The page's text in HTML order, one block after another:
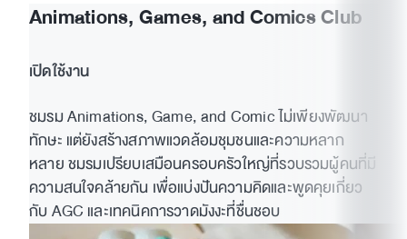
https://muic.mahidol.ac.th/
MUIC Student Affairs Official Facebook:
https://www.facebook.com/MUICSA
MUIC Student Association Official Facebook:
https://www.facebook.com/muicsmo
Animations, Games, and Comics Club
เปิดใช้งาน
ชมรม Animations, Game, and Comic ไม่เพียงพัฒนา
ทักษะ แต่ยังสร้างสภาพแวดล้อมชุมชนและความหลาก
หลาย ชมรมเปรียบเสมือนครอบครัวใหญ่ที่รวบรวมผู้คนที่มี
ความสนใจคล้ายกัน เพื่อแบ่งปันความคิดและพูดคุยเกี่ยว
กับ AGC และเทคนิคการวาดมังงะที่ชื่นชอบ